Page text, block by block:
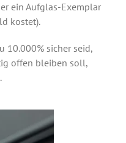
ein Aufglas-Exemplar
kostet).
10.000% sicher seid,
offen bleiben soll,
.